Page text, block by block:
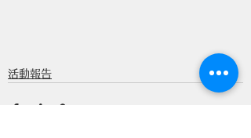
活動報告